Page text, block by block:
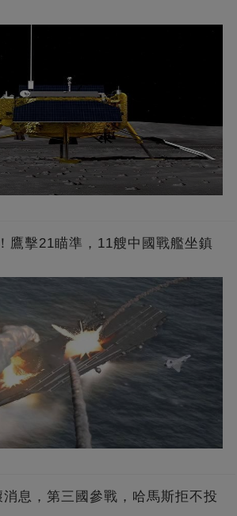
鷹擊21瞄準，11艘中國戰艦坐鎮
消息，第三國參戰，哈馬斯拒不投